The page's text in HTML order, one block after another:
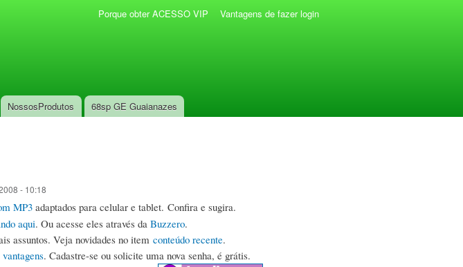
NossosProdutos 68sp GE Guaianazes
Porque obter ACESSO VIP Vantagens de fazer login
- 10:18
MP3adaptados para celular e tablet. Confira e sugira.
aqui. Ou acesse eles através da Buzzero.
assuntos. Veja novidades no item conteúdo recente.
vantagens. Cadastre-se ou solicite uma nova senha, é grátis.